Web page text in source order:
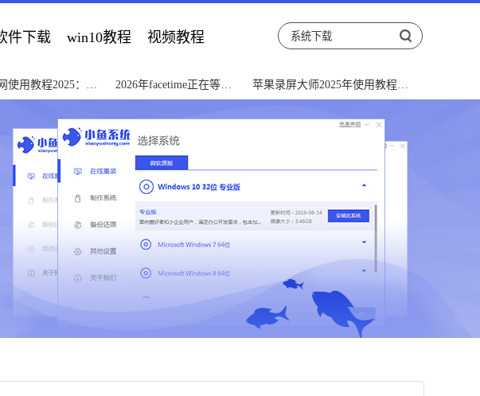
件下载 win10教程 视频教程
使用教程2025：从
详解
2026年facetime正在等待
激活解决教程
苹果录屏大师2025年使用教程与
常见问题解决指南